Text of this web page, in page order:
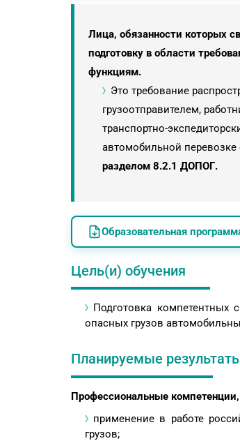
Лица, обязанности которых
подготовку в области
функциям.
Это требование
грузоотправителем,
транспортно-
автомобильной перевозке
разделом 8.2.1 ДОПОГ.
Образовательная
Цель(и) обучения
Подготовка компетентных
опасных грузов
Планируемые
Профессиональные
применение в работе
грузов;